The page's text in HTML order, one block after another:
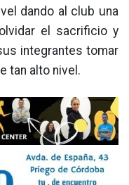
dando al club una
el sacrificio y
integrantes tomar
tan alto nivel.